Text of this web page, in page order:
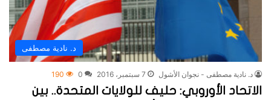
د. نادية مصطفى
د. نادية مصطفى - نجوان الأشول 7 سبتمبر، 2016 0
190
الاتحاد الأوروبي: حليف للولايات المتحدة.. بين